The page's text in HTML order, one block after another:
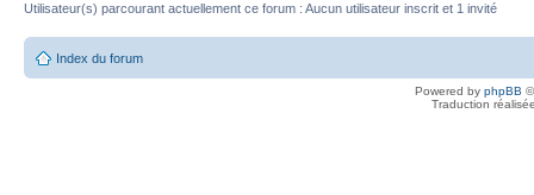
Utilisateur(s) parcourant actuellement ce forum : Aucun utilisateur inscrit et 1 invité
Index du forum
Powered by phpBB
Traduction